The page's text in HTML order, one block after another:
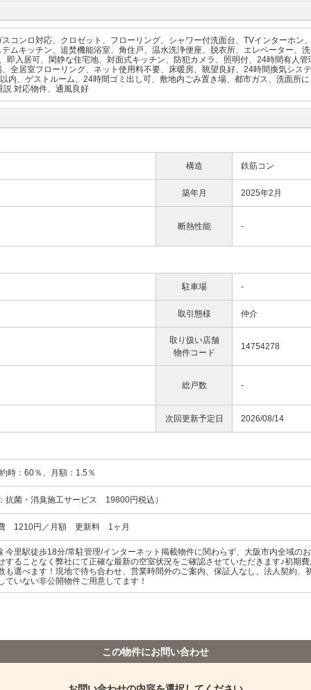
コンロ対応、クロゼット、フローリング、シャワー付洗面台、TVインターホン
ムキッチン、追焚機能浴室、角住戸、温水洗浄便座、脱衣所、エレベーター、
即入居可、閑静な住宅地、対面式キッチン、防犯カメラ、照明付、24時間有人
全居室フローリング、ネット使用料不要、床暖房、眺望良好、24時間換気シス
内、ゲストルーム、24時間ゴミ出し可、敷地内ごみ置き場、都市ガス、洗面所
説 対応物件、通風良好
構造 鉄筋コン
築年月 2025年2月
断熱性能 -
駐車場 -
取引態様 仲介
取り扱い店舗
物件コード
14754278
総戸数 -
次回更新予定日 2026/08/14
時：60％、月額：1.5％
抗菌・消臭施工サービス 19800円税込）
費 1210円／月額 更新料 1ヶ月
今里駅徒歩18分/常駐管理/インターネット掲載物件に関わらず、大阪市内全域の
することなく弊社にて正確な最新の空室状況をご確認させていただきます♪初期
も選べます！現地で待ち合わせ、営業時間外のご案内、保証人なし、法人契約、
ていない非公開物件ご用意してます！
この物件にお問い合わせ